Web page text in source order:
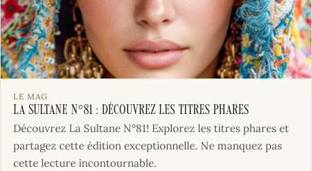
LE MAG
La Sultane N°81 : Découvrez les titres phares
Découvrez La Sultane N°81! Explorez les titres phares et
partagez cette édition exceptionnelle. Ne manquez pas
cette lecture incontournable.